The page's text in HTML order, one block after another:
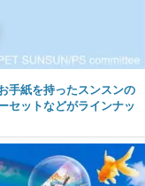
手紙を持ったスンスンの
セットなどがラインナッ